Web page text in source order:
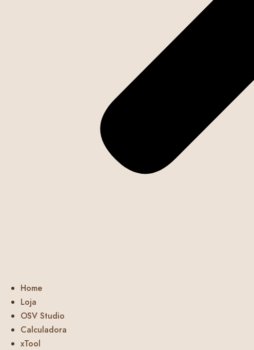
Home
Loja
OSV Studio
Calculadora
xTool